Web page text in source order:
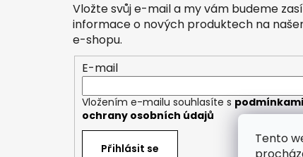
Tento
Vložte svůj e-mail a my vám budeme
informace o nových produktech na
e-shopu.
E-mail
Vložením e-mailu souhlasíte s podmínkami
ochrany osobních údajů
Přihlásit se